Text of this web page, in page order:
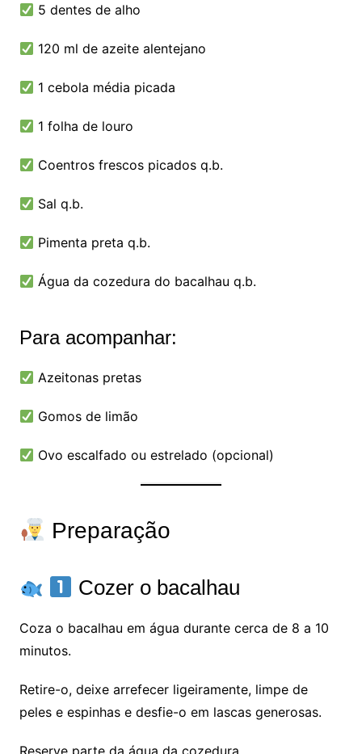
5 dentes de alho
120 ml de azeite alentejano
1 cebola média picada
1 folha de louro
Coentros frescos picados q.b.
Sal q.b.
Pimenta preta q.b.
Água da cozedura do bacalhau q.b.
Para acompanhar:
Azeitonas pretas
Gomos de limão
Ovo escalfado ou estrelado (opcional)
Preparação
Cozer o bacalhau
Coza o bacalhau em água durante cerca de 8 a 10
minutos.
Retire-o, deixe arrefecer ligeiramente, limpe de
peles e espinhas e desfie-o em lascas generosas.